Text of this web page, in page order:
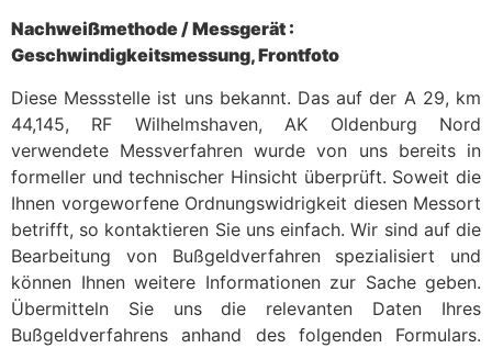
Nachweißmethode / Messgerät :
Geschwindigkeitsmessung, Frontfoto
Diese Messstelle ist uns bekannt. Das auf der A 29, km
44,145, RF Wilhelmshaven, AK Oldenburg Nord
verwendete Messverfahren wurde von uns bereits in
formeller und technischer Hinsicht überprüft. Soweit die
Ihnen vorgeworfene Ordnungswidrigkeit diesen Messort
betrifft, so kontaktieren Sie uns einfach. Wir sind auf die
Bearbeitung von Bußgeldverfahren spezialisiert und
können Ihnen weitere Informationen zur Sache geben.
Übermitteln Sie uns die relevanten Daten Ihres
Bußgeldverfahrens anhand des folgenden Formulars.